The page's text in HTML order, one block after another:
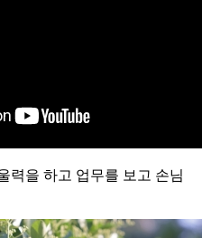
력을 하고 업무를 보고 손님